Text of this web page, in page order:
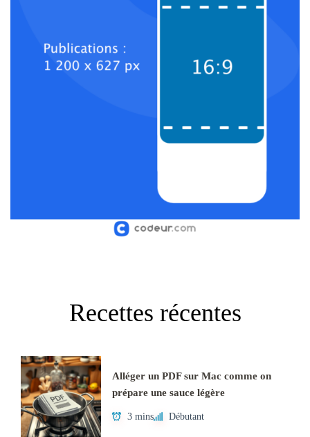
Recettes récentes
Alléger un PDF sur Mac comme on
prépare une sauce légère
3 mins Débutant